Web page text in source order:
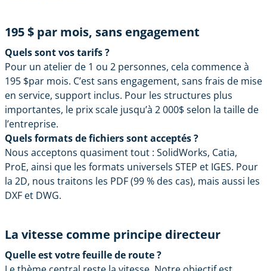
195 $ par mois, sans engagement
Quels sont vos tarifs ?
Pour un atelier de 1 ou 2 personnes, cela commence à
195 $par mois. C’est sans engagement, sans frais de mise
en service, support inclus. Pour les structures plus
importantes, le prix scale jusqu’à 2 000$ selon la taille de
l’entreprise.
Quels formats de fichiers sont acceptés ?
Nous acceptons quasiment tout : SolidWorks, Catia,
ProE, ainsi que les formats universels STEP et IGES. Pour
la 2D, nous traitons les PDF (99 % des cas), mais aussi les
DXF et DWG.
La vitesse comme principe directeur
Quelle est votre feuille de route ?